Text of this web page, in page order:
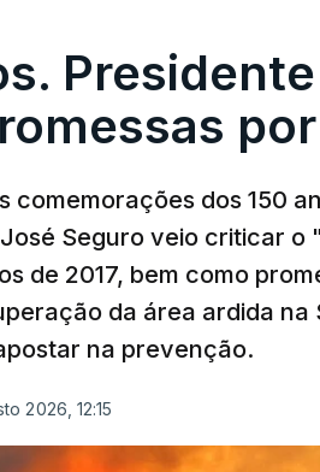
comemorações dos 150
Seguro veio criticar
de 2017, bem como
da área ardida na
na prevenção.
2026, 12:15